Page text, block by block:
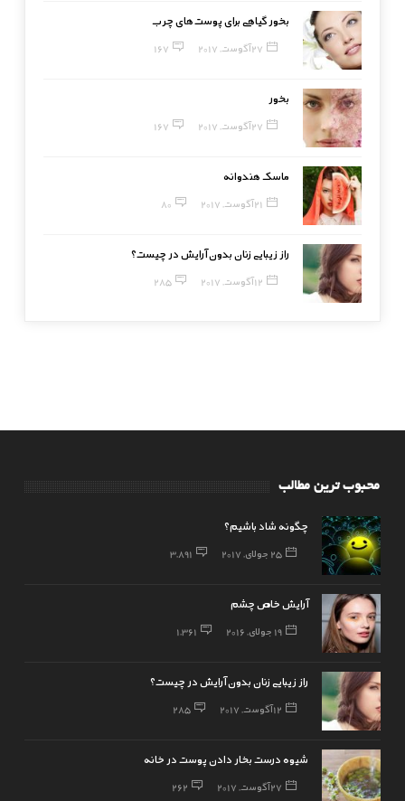
بخور گیاهی برای پوست‌های چرب
27 آگوست, 2017 167
بخور
27 آگوست, 2017 167
ماسک هندوانه
21 آگوست, 2017 80
راز زیبایی زنان بدون آرایش در چیست؟
12 آگوست, 2017 285
محبوب ترین مطالب
چگونه شاد باشیم؟
25 جولای, 2017 3,891
آرایش خاص چشم
19 جولای, 2016 1,361
راز زیبایی زنان بدون آرایش در چیست؟
12 آگوست, 2017 285
شیوه درست بخار دادن پوست در خانه
27 آگوست, 2017 262